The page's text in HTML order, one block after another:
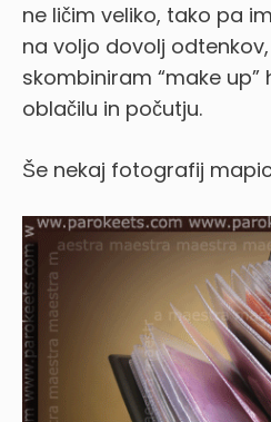
ne ličim veliko, tako pa
na voljo dovolj
skombiniram “make up”
oblačilu in počutju.
Še nekaj fotografij